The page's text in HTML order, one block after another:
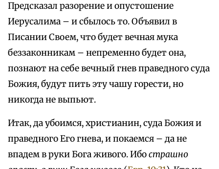
Предсказал разорение и опустошение
Иерусалима – и сбылось то. Объявил в
Писании Своем, что будет вечная мука
беззаконникам – непременно будет она,
познают на себе вечный гнев праведного суда
Божия, будут пить эту чашу горести, но
никогда не выпьют.
Итак, да убоимся, христианин, суда Божия и
праведного Его гнева, и покаемся – да не
впадем в руки Бога живого. Ибострашно